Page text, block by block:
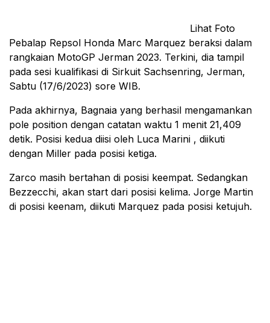
Lihat Foto
Pebalap Repsol Honda Marc Marquez beraksi dalam
rangkaian MotoGP Jerman 2023. Terkini, dia tampil
pada sesi kualifikasi di Sirkuit Sachsenring, Jerman,
Sabtu (17/6/2023) sore WIB.
Pada akhirnya, Bagnaia yang berhasil mengamankan
pole position dengan catatan waktu 1 menit 21,409
detik. Posisi kedua diisi oleh Luca Marini , diikuti
dengan Miller pada posisi ketiga.
Zarco masih bertahan di posisi keempat. Sedangkan
Bezzecchi, akan start dari posisi kelima. Jorge Martin
di posisi keenam, diikuti Marquez pada posisi ketujuh.